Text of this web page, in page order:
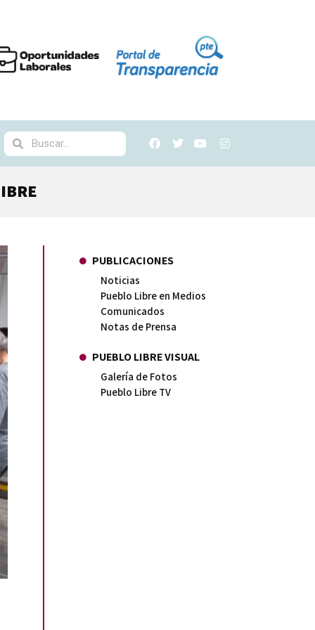
PUBLICACIONES
Noticias
Pueblo Libre en Medios
Comunicados
Notas de Prensa
PUEBLO LIBRE VISUAL
Galería de Fotos
Pueblo Libre TV